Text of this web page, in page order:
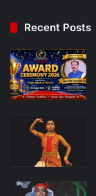
Recent Posts